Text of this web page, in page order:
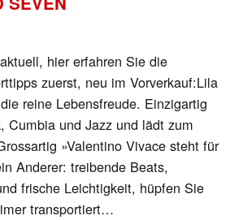
hier erfahren Sie die
zuerst, neu im Vorverkauf:Lila
reine Lebensfreude. Einzigartig
Cumbia und Jazz und lädt zum
»Valentino Vivace steht für
Anderer: treibende Beats,
frische Leichtigkeit, hüpfen Sie
transportiert…